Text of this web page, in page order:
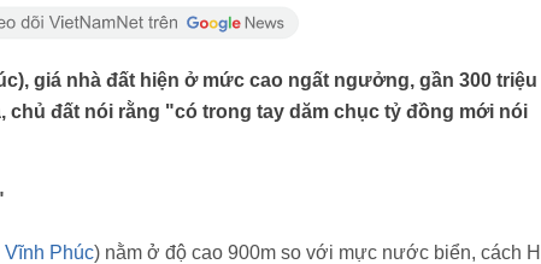
giá nhà đất hiện ở mức cao ngất ngưởng, gần 300 triệu
chủ đất nói rằng "có trong tay dăm chục tỷ đồng mới nói
Vĩnh Phúc) nằm ở độ cao 900m so với mực nước biển, cách